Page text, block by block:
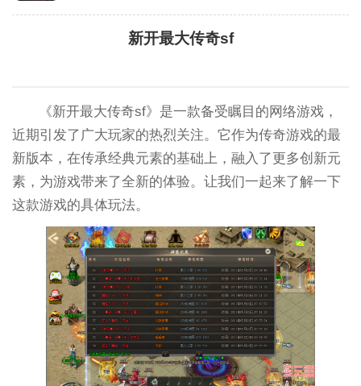
新开最大传奇sf
《新开最大传奇sf》是一款备受瞩目的网络游戏，
近期引发了广大玩家的热烈关注。它作为传奇游戏的最
新版本，在传承经典元素的基础上，融入了更多创新元
素，为游戏带来了全新的体验。让我们一起来了解一下
这款游戏的具体玩法。